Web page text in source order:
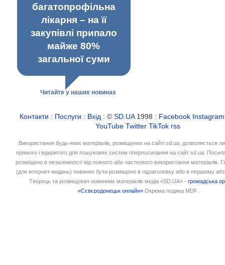
багатопрофільна
лікарня – на її
закупівлі припало
майже 80%
загальної суми
Читайте у наших новинах
Контакти : Послуги : Вхід : ©SD.UA1998 : Facebook Instagram
YouTube Twitter TikTok rss
Використання будь-яких матеріалів, розміщених на сайті sd.ua, дозволяється
прямого і відкритого для пошукових систем гіперпосилання на сайт sd.ua.
розміщено в незалежності від повного або часткового використання матеріалів.
(для інтернет-видань) повинно бути розміщено в підзаголовку або в першому
Творець та розміщувач новинних матеріалів медіа «SD.UA» -громадська
«Сєвєродонецьк онлайн» Окрема подяка MDF.